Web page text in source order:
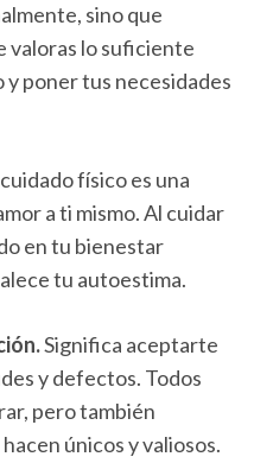
sino que
valoras lo suficiente
y poner tus necesidades
físico es una
a ti mismo. Al cuidar
en tu bienestar
tu autoestima.
Significa aceptarte
y defectos. Todos
pero también
únicos y valiosos.